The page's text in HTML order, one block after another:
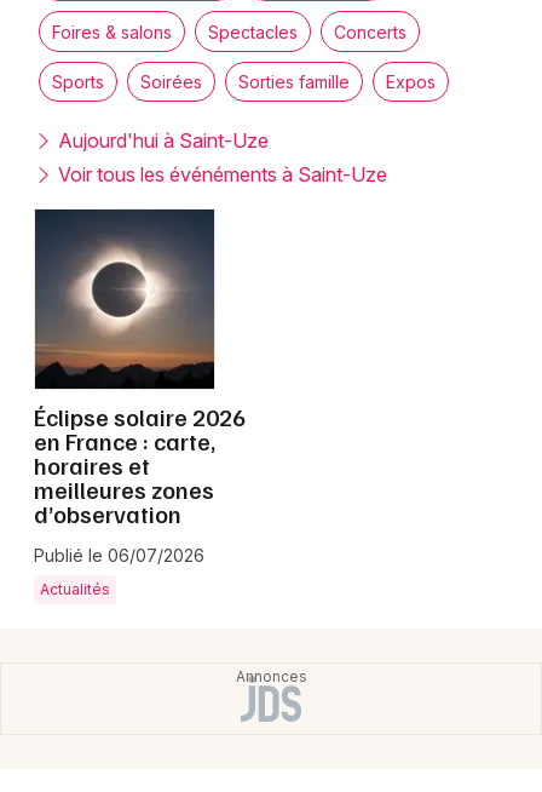
Activité & Expérience
Manifestations
Foires & salons
Spectacles
Concerts
Sports
Soirées
Sorties famille
Expos
Sorties & loisirs
Auvergne-Rhône-Alpes
Lyon
Marseille
Montpellier
Nantes
Paris
Strasbourg
Toulouse
Toutes les villes
Foires & salons Spectacles Concerts
Sports Soirées Sorties famille Expos
Aujourd'hui à Saint-Uze
Voir tous les événéments à Saint-Uze
Éclipse solaire 2026
en France : carte,
horaires et
meilleures zones
d’observation
Publié le 06/07/2026
Actualités